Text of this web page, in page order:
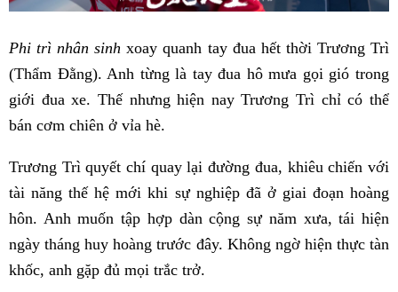
Phi trì nhân sinh xoay quanh tay đua hết thời Trương Trì
(Thẩm Đằng). Anh từng là tay đua hô mưa gọi gió trong
giới đua xe. Thế nhưng hiện nay Trương Trì chỉ có thể
bán cơm chiên ở vỉa hè.
Trương Trì quyết chí quay lại đường đua, khiêu chiến với
tài năng thế hệ mới khi sự nghiệp đã ở giai đoạn hoàng
hôn. Anh muốn tập hợp dàn cộng sự năm xưa, tái hiện
ngày tháng huy hoàng trước đây. Không ngờ hiện thực tàn
khốc, anh gặp đủ mọi trắc trở.